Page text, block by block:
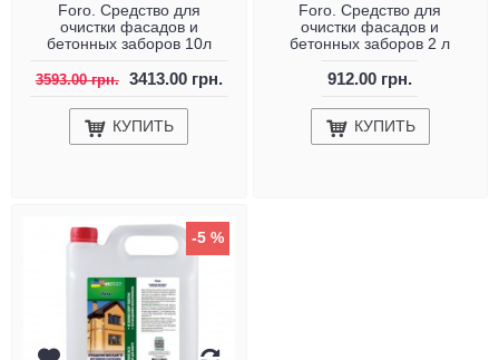
Foro. Средство для
очистки фасадов и
бетонных заборов 10л
3593.00 грн. 3413.00 грн.
КУПИТЬ
Foro. Средство для
очистки фасадов и
бетонных заборов 2 л
912.00 грн.
КУПИТЬ
-5 %